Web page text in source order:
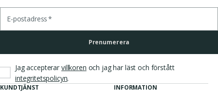
E-postadress*
Prenumerera
Jag accepterar villkoren och jag har läst och förstått
integritetspolicyn.
KUNDTJÄNST INFORMATION